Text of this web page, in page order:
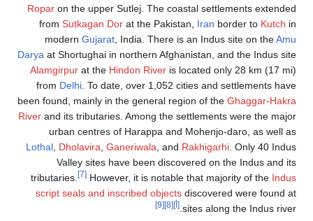
Ropar on the upper Sutlej. The coastal settlements extended
from Sutkagan Dor at the Pakistan, Iran border to Kutch in
modern Gujarat, India. There is an Indus site on theAmu
Darya at Shortughai in northern Afghanistan, and the Indus site
Alamgirpur at the Hindon River is located only 28 km (17 mi)
from Delhi. To date, over 1,052 cities and settlements have
been found, mainly in the general region of the Ghaggar-Hakra
River and its tributaries. Among the settlements were the major
urban centres of Harappa and Mohenjo-daro, as well as
Lothal, Dholavira, Ganeriwala, and Rakhigarhi. Only 40 Indus
Valley sites have been discovered on the Indus and its
tributaries.
[7] However, it is notable that majority of the Indus
script seals and inscribed objects discovered were found at
sites along the Indus river. [أ] [8]
[9]